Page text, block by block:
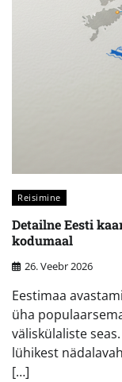
Reisimine
Detailne Eesti
kodumaal
26. Veebr 2026
Eestimaa
üha
väliskülaliste
lühikest
[…]